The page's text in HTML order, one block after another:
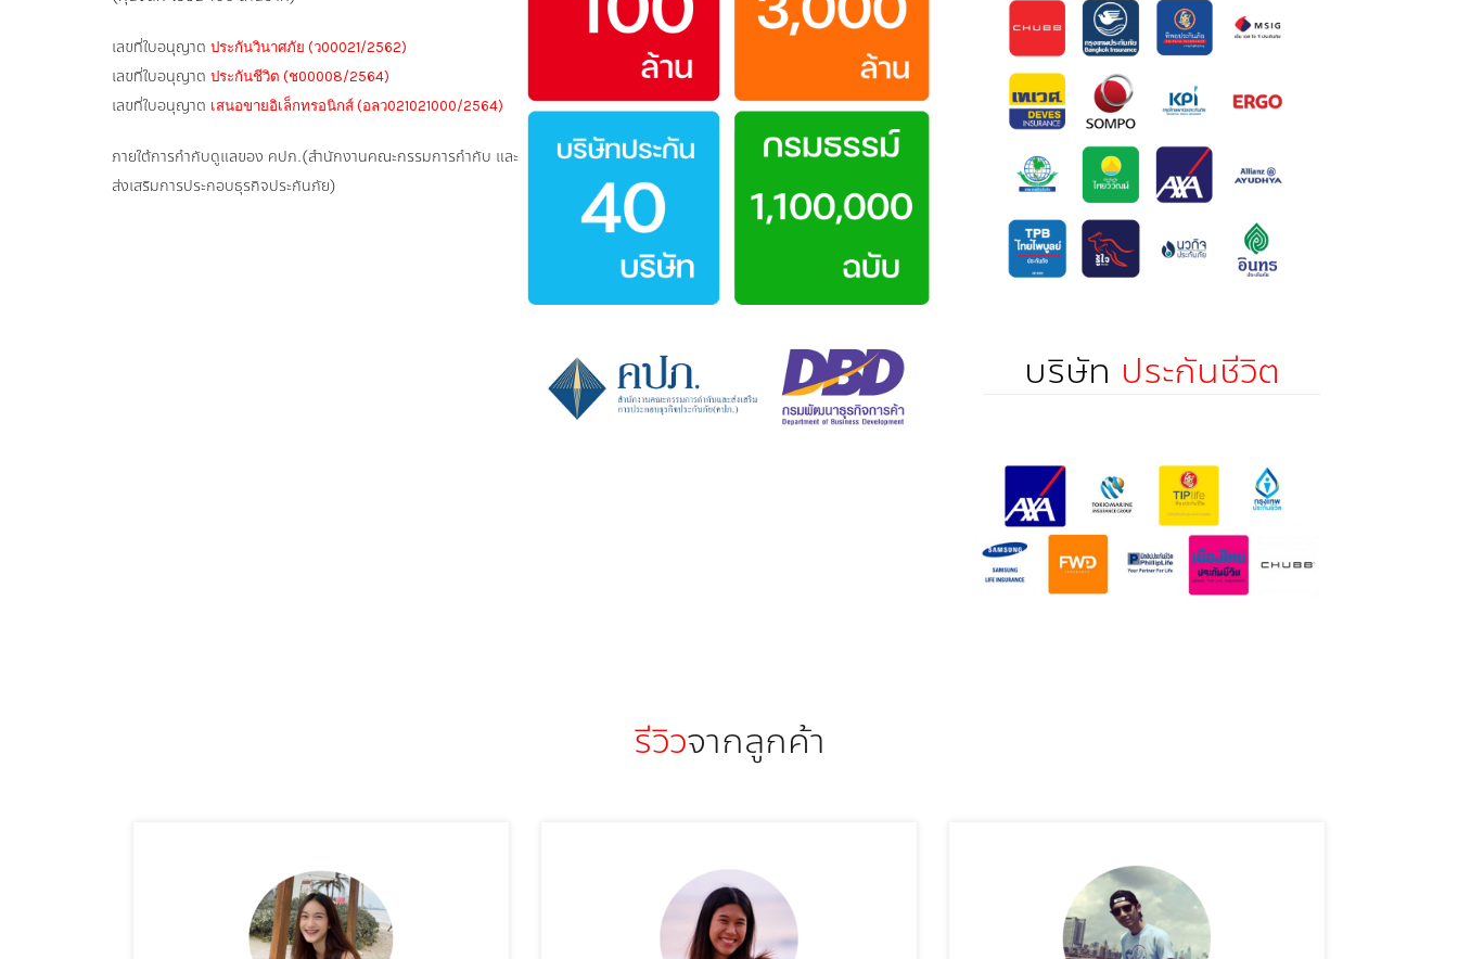
เลขที่ใบอนุญาต ประกันวินาศภัย (ว00021/2562)
เลขที่ใบอนุญาต ประกันชีวิต (ช00008/2564)
เลขที่ใบอนุญาต เสนอขายอิเล็กทรอนิกส์ (อลว021021000/2564)
ภายใต้การกำกับดูแลของ คปภ.(สำนักงานคณะกรรมการกำกับ และ
ส่งเสริมการประกอบธุรกิจประกันภัย)
บริษัท ประกันชีวิต
รีวิวจากลูกค้า